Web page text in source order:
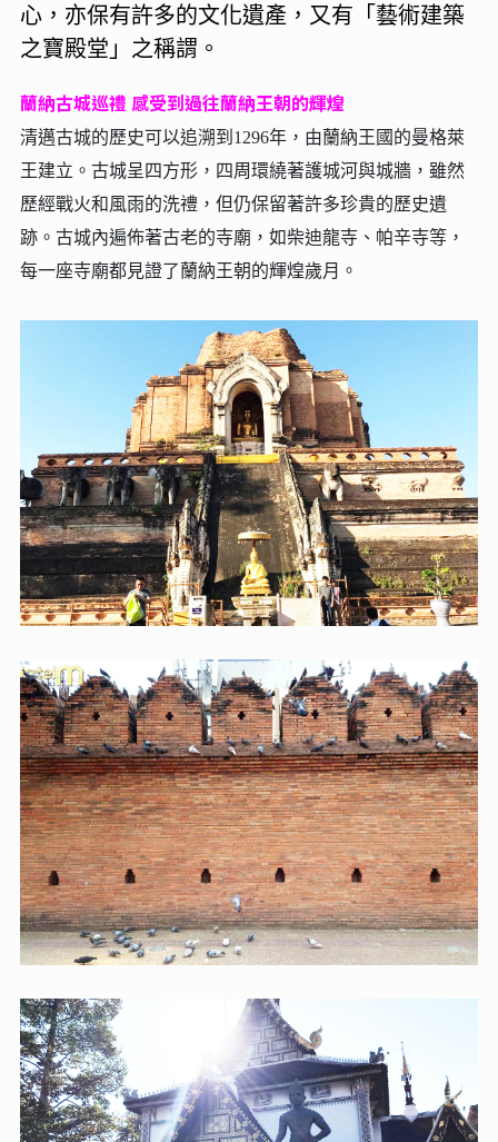
心，亦保有許多的文化遺產，又有「藝術建築
之寶殿堂」之稱謂。
蘭納古城巡禮 感受到過往蘭納王朝的輝煌
清邁古城的歷史可以追溯到1296年，由蘭納王國的曼格萊
王建立。古城呈四方形，四周環繞著護城河與城牆，雖然
歷經戰火和風雨的洗禮，但仍保留著許多珍貴的歷史遺
跡。古城內遍佈著古老的寺廟，如柴迪龍寺、帕辛寺等，
每一座寺廟都見證了蘭納王朝的輝煌歲月。